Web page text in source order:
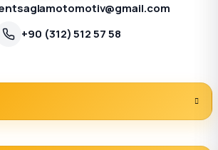
+90 (312) 512 57 58